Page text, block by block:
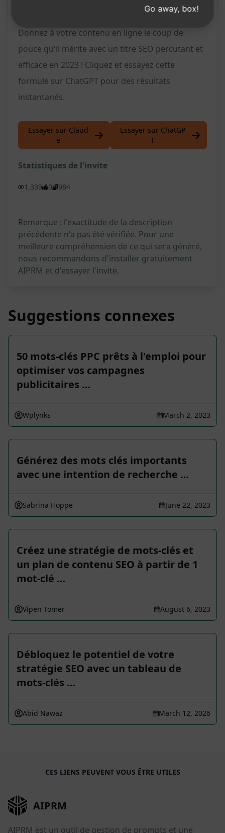
Donnez à votre contenu en ligne le coup de
pouce qu'il mérite avec un titre SEO percutant et
efficace en 2023 ! Cliquez et essayez cette
formule sur ChatGPT pour des résultats
instantanés.
Essayer sur Claud
e
Essayer sur ChatGP
T
Statistiques de l'invite
1,339 0 984
Remarque : l'exactitude de la description
précédente n'a pas été vérifiée. Pour une
meilleure compréhension de ce qui sera généré,
nous recommandons d'installer gratuitement
AIPRM et d'essayer l'invite.
Suggestions connexes
50 mots-clés PPC prêts à l'emploi pour
optimiser vos campagnes
publicitaires …
Wplynks March 2, 2023
Générez des mots clés importants
avec une intention de recherche …
Sabrina Hoppe June 22, 2023
Créez une stratégie de mots-clés et
un plan de contenu SEO à partir de 1
mot-clé …
Vipen Tomer August 6, 2023
Débloquez le potentiel de votre
stratégie SEO avec un tableau de
mots-clés …
Abid Nawaz March 12, 2026
CES LIENS PEUVENT VOUS ÊTRE UTILES
AIPRM
AIPRM est un outil de gestion de prompts et une
Go away, box!